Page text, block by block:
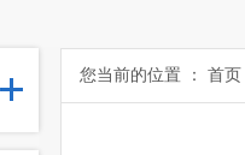
您当前的位置 ： 首页